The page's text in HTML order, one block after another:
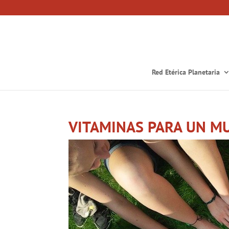
Red Etérica Planetaria
VITAMINAS PARA UN